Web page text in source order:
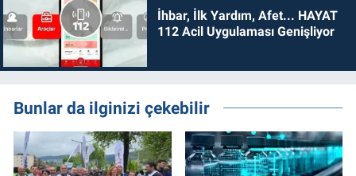
İhbar, İlk Yardım, Afet... HAYAT
112 Acil Uygulaması Genişliyor
Bunlar da ilginizi çekebilir